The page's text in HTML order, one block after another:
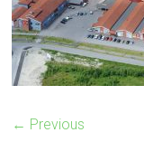
← Previous